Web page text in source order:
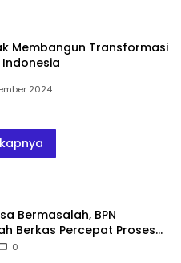
Membangun Transformasi
2024
Bermasalah, BPN
Berkas Percepat Proses
Bendungan Bagong
0